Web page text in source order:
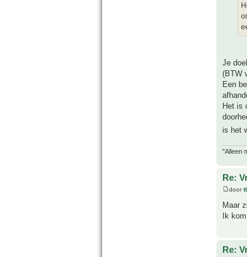
Je
(BTW
Een
Het is
is het
"Alleen
Re:
door
Maar
Ik
Re: